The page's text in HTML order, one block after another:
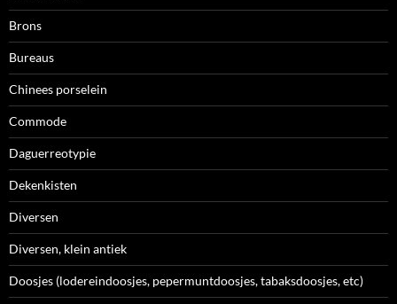
Brons
Bureaus
Chinees porselein
Commode
Daguerreotypie
Dekenkisten
Diversen
Diversen, klein antiek
Doosjes (lodereindoosjes, pepermuntdoosjes, tabaksdoosjes, etc)